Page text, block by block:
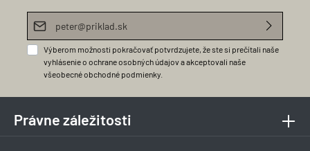
E-mailová adresa*
Výberom možnosti pokračovať potvrdzujete, že ste si prečítali naše
vyhlásenie o ochrane osobných údajova akceptovali naše
všeobecné obchodné podmienky
Právne záležitosti